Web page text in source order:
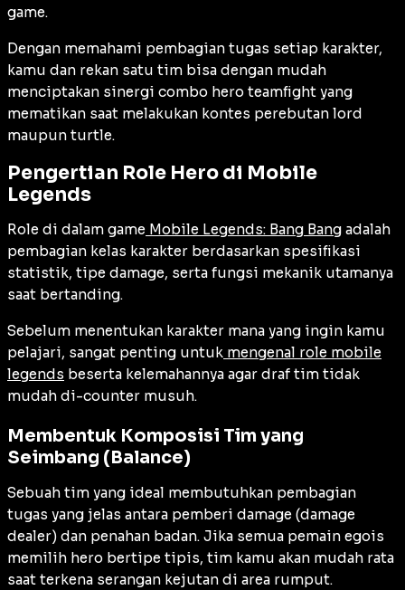
game.
Dengan memahami pembagian tugas setiap karakter,
kamu dan rekan satu tim bisa dengan mudah
menciptakan sinergi combo hero teamfight yang
mematikan saat melakukan kontes perebutan lord
maupun turtle.
Pengertian Role Hero di Mobile
Legends
Role di dalam game Mobile Legends: Bang Bang adalah
pembagian kelas karakter berdasarkan spesifikasi
statistik, tipe damage, serta fungsi mekanik utamanya
saat bertanding.
Sebelum menentukan karakter mana yang ingin kamu
pelajari, sangat penting untuk mengenal role mobile
legends beserta kelemahannya agar draf tim tidak
mudah di-counter musuh.
Membentuk Komposisi Tim yang
Seimbang (Balance)
Sebuah tim yang ideal membutuhkan pembagian
tugas yang jelas antara pemberi damage (damage
dealer) dan penahan badan. Jika semua pemain egois
memilih hero bertipe tipis, tim kamu akan mudah rata
saat terkena serangan kejutan di area rumput.